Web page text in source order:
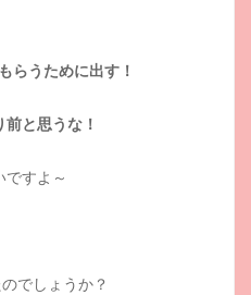
らうために出す！
と思うな！
ですよ～
でしょうか？